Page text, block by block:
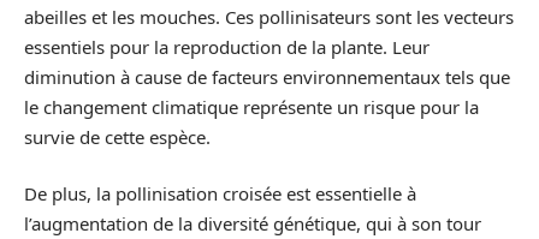
abeilles et les mouches. Ces pollinisateurs sont les vecteurs
essentiels pour la reproduction de la plante. Leur
diminution à cause de facteurs environnementaux tels que
le changement climatique représente un risque pour la
survie de cette espèce.
De plus, la pollinisation croisée est essentielle à
l’augmentation de la diversité génétique, qui à son tour